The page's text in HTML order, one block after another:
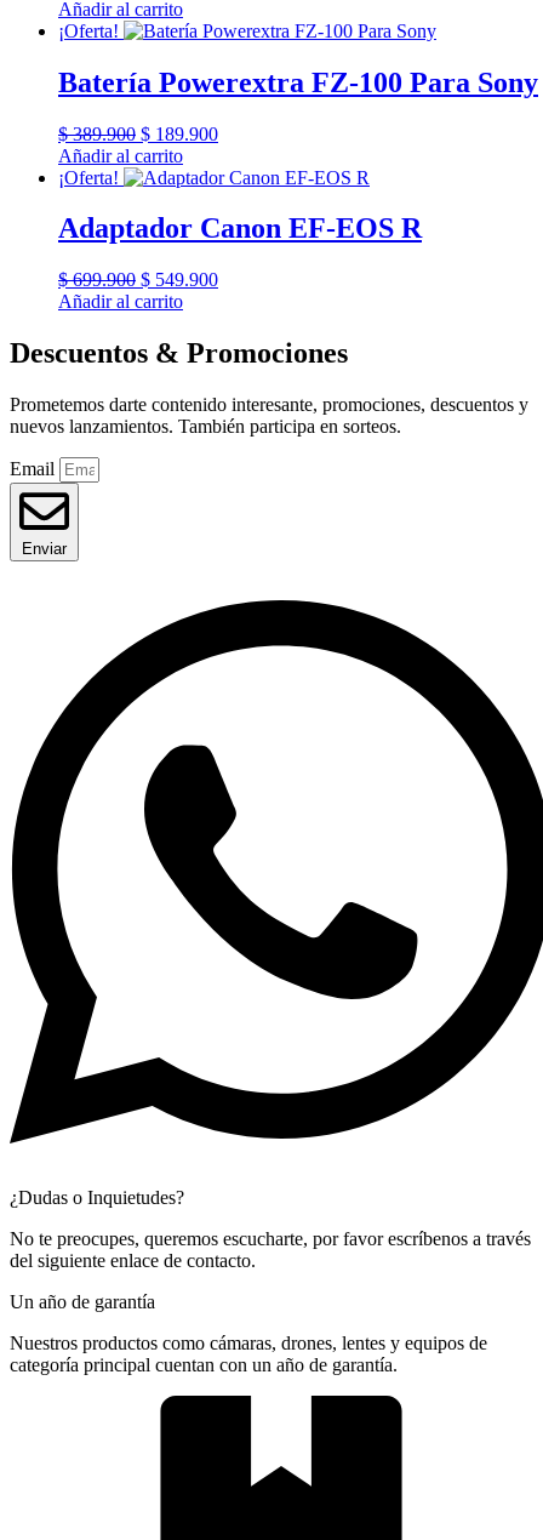
precio
original
$ 89.900.
actual
$ 49.900.
Añadir al carrito
¡Oferta!
Batería Powerextra FZ-100 Para Sony
$389.900 El
precio
original
$ 389.900.
$ 189.900El
actual
$ 189.900.
Añadir al carrito
¡Oferta!
Adaptador Canon EF-EOS R
$699.900 El
precio
era:
$ 699.900.
$ 549.900El
$ 549.900.
Añadir al carrito
Descuentos & Promociones
Prometemos darte contenido interesante, promociones, descuentos y
nuevos lanzamientos. También participa en sorteos.
Email
Enviar
¿Dudas o Inquietudes?
No te preocupes, queremos escucharte, por favor escríbenos a través
del siguiente enlace de contacto.
Un año de garantía
Nuestros productos como cámaras, drones, lentes y equipos de
categoría principal cuentan con un año de garantía.